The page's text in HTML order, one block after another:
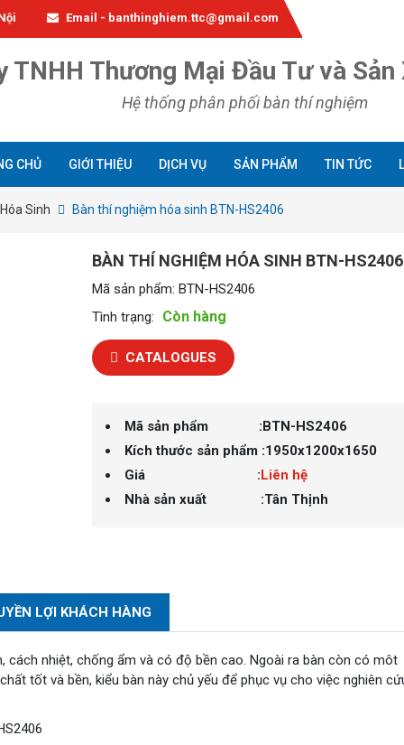
Email - banthinghiem.ttc@gmail.com
TNHH Thương Mại Đầu Tư và Sản
Hệ thống phân phối bàn thí nghiệm
CHỦ GIỚI THIỆU DỊCH VỤ SẢN PHẨM TIN TỨC
Sinh Bàn thí nghiệm hóa sinh BTN-HS2406
BÀN THÍ NGHIỆM HÓA SINH BTN-HS2406
Mã sản phẩm: BTN-HS2406
Tình trạng:
Còn hàng
CATALOGUES
Mã sản phẩm :BTN-HS2406
Kích thước sản phẩm :1950x1200x1650
Giá :Liên hệ
Nhà sản xuất :Tân Thịnh
LỢI KHÁCH HÀNG
cách nhiệt, chống ẩm và có độ bền cao. Ngoài ra bàn còn có môt
tốt và bền, kiểu bàn này chủ yếu để phục vụ cho việc nghiên